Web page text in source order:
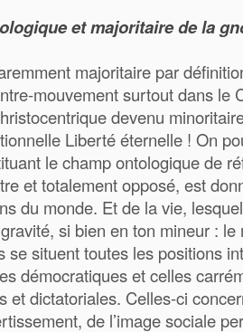
et majoritaire de la
majoritaire par
mouvement surtout dans le
devenu
Liberté éternelle ! On
le champ ontologique de
et totalement opposé, est
du monde. Et de la vie,
si bien en ton mineur :
se situent toutes les positions
démocratiques et celles
et dictatoriales. Celles-ci
de l’image sociale